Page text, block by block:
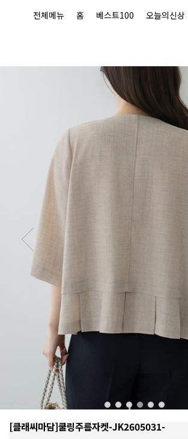
전체메뉴 홈 베스트100 오늘의신상
[클래씨마담]쿨링주름자켓-JK2605031-